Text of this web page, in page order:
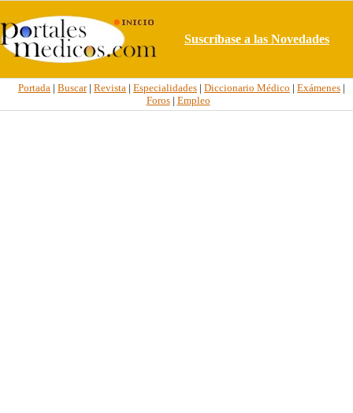
Suscríbase a las Novedades
Portada | Buscar| Revista | Especialidades | Diccionario Médico | Exámenes |
Foros| Empleo